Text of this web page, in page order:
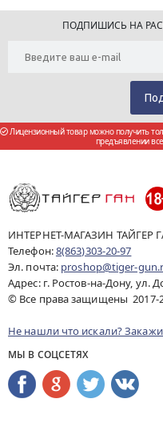
ПОДПИШИСЬ НА
Лицензионный товар можно получить
предъявлении
ИНТЕРНЕТ-МАГАЗИН ТАЙГЕР
Телефон:8(863)303-20-97
Эл. почта: proshop@tiger-
Адрес: г. Ростов-на-Дону, ул.
© Все права защищены 2017-
Не нашли что искали?
МЫ В СОЦСЕТЯХ